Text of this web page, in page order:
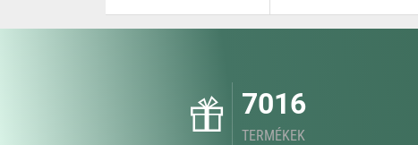
7016
TERMÉKEK